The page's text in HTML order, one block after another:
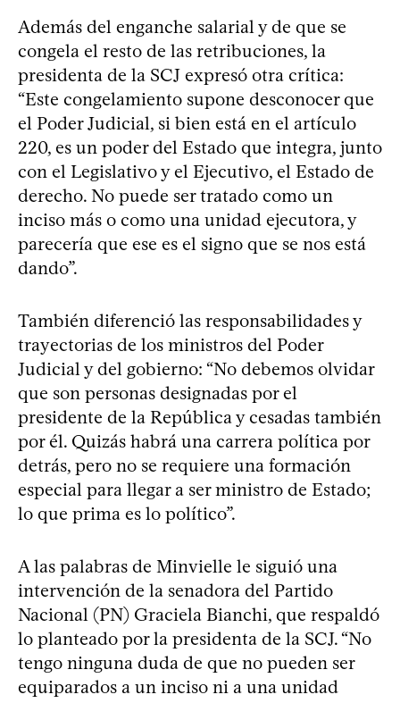
Además del enganche salarial y de que se
congela el resto de las retribuciones, la
presidenta de la SCJ expresó otra crítica:
“Este congelamiento supone desconocer que
el Poder Judicial, si bien está en el artículo
220, es un poder del Estado que integra, junto
con el Legislativo y el Ejecutivo, el Estado de
derecho. No puede ser tratado como un
inciso más o como una unidad ejecutora, y
parecería que ese es el signo que se nos está
dando”.
También diferenció las responsabilidades y
trayectorias de los ministros del Poder
Judicial y del gobierno: “No debemos olvidar
que son personas designadas por el
presidente de la República y cesadas también
por él. Quizás habrá una carrera política por
detrás, pero no se requiere una formación
especial para llegar a ser ministro de Estado;
lo que prima es lo político”.
A las palabras de Minvielle le siguió una
intervención de la senadora del Partido
Nacional (PN) Graciela Bianchi, que respaldó
lo planteado por la presidenta de la SCJ. “No
tengo ninguna duda de que no pueden ser
equiparados a un inciso ni a una unidad